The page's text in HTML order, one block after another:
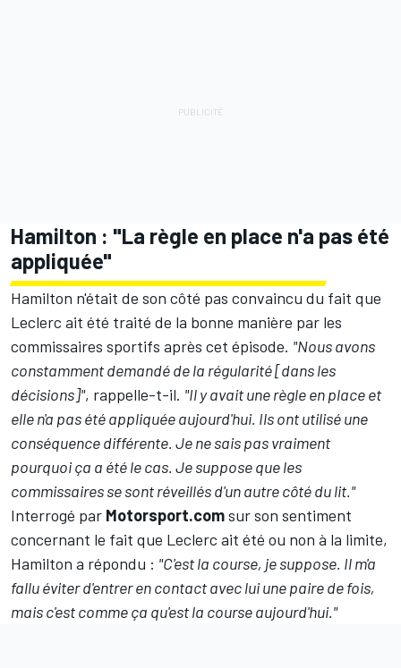
Hamilton : "La règle en place n'a pas été
appliquée"
Hamilton n'était de son côté pas convaincu du fait que
Leclerc ait été traité de la bonne manière par les
commissaires sportifs après cet épisode. "Nous avons
constamment demandé de la régularité [dans les
décisions]", rappelle-t-il. "Il y avait une règle en place et
elle n'a pas été appliquée aujourd'hui. Ils ont utilisé une
conséquence différente. Je ne sais pas vraiment
pourquoi ça a été le cas. Je suppose que les
commissaires se sont réveillés d'un autre côté du lit."
Interrogé par Motorsport.comsur son sentiment
concernant le fait que Leclerc ait été ou non à la limite,
Hamilton a répondu : "C'est la course, je suppose. Il m'a
fallu éviter d'entrer en contact avec lui une paire de fois,
mais c'est comme ça qu'est la course aujourd'hui."